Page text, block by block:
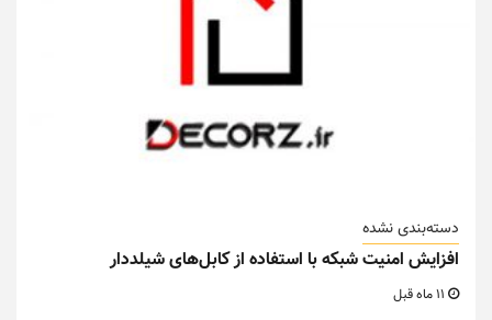
دسته‌بندی نشده
افزایش امنیت شبکه با استفاده از کابل‌های شیلددار